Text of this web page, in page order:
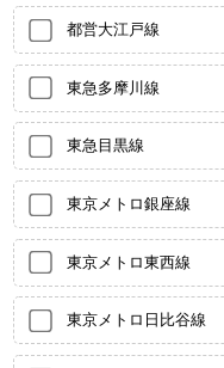
都営大江戸線
東急多摩川線
東急目黒線
東京メトロ銀座線
東京メトロ東西線
東京メトロ日比谷線